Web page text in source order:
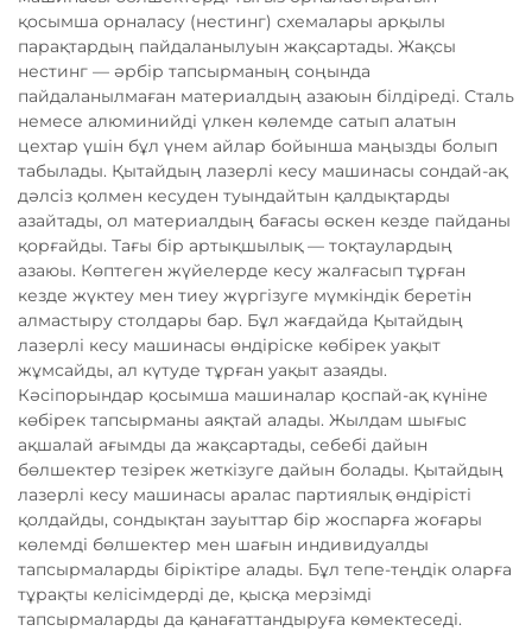
қосымша орналасу (нестинг) схемалары арқылы
парақтардың пайдаланылуын жақсартады. Жақсы
нестинг — әрбір тапсырманың соңында
пайдаланылмаған материалдың азаюын білдіреді. Сталь
немесе алюминийді үлкен көлемде сатып алатын
цехтар үшін бұл үнем айлар бойынша маңызды болып
табылады. Қытайдың лазерлі кесу машинасы сондай-ақ
дәлсіз қолмен кесуден туындайтын қалдықтарды
азайтады, ол материалдың бағасы өскен кезде пайданы
қорғайды. Тағы бір артықшылық — тоқтаулардың
азаюы. Көптеген жүйелерде кесу жалғасып тұрған
кезде жүктеу мен тиеу жүргізуге мүмкіндік беретін
алмастыру столдары бар. Бұл жағдайда Қытайдың
лазерлі кесу машинасы өндіріске көбірек уақыт
жұмсайды, ал күтуде тұрған уақыт азаяды.
Кәсіпорындар қосымша машиналар қоспай-ақ күніне
көбірек тапсырманы аяқтай алады. Жылдам шығыс
ақшалай ағымды да жақсартады, себебі дайын
бөлшектер тезірек жеткізуге дайын болады. Қытайдың
лазерлі кесу машинасы аралас партиялық өндірісті
қолдайды, сондықтан зауыттар бір жоспарға жоғары
көлемді бөлшектер мен шағын индивидуалды
тапсырмаларды біріктіре алады. Бұл тепе-теңдік оларға
тұрақты келісімдерді де, қысқа мерзімді
тапсырмаларды да қанағаттандыруға көмектеседі.